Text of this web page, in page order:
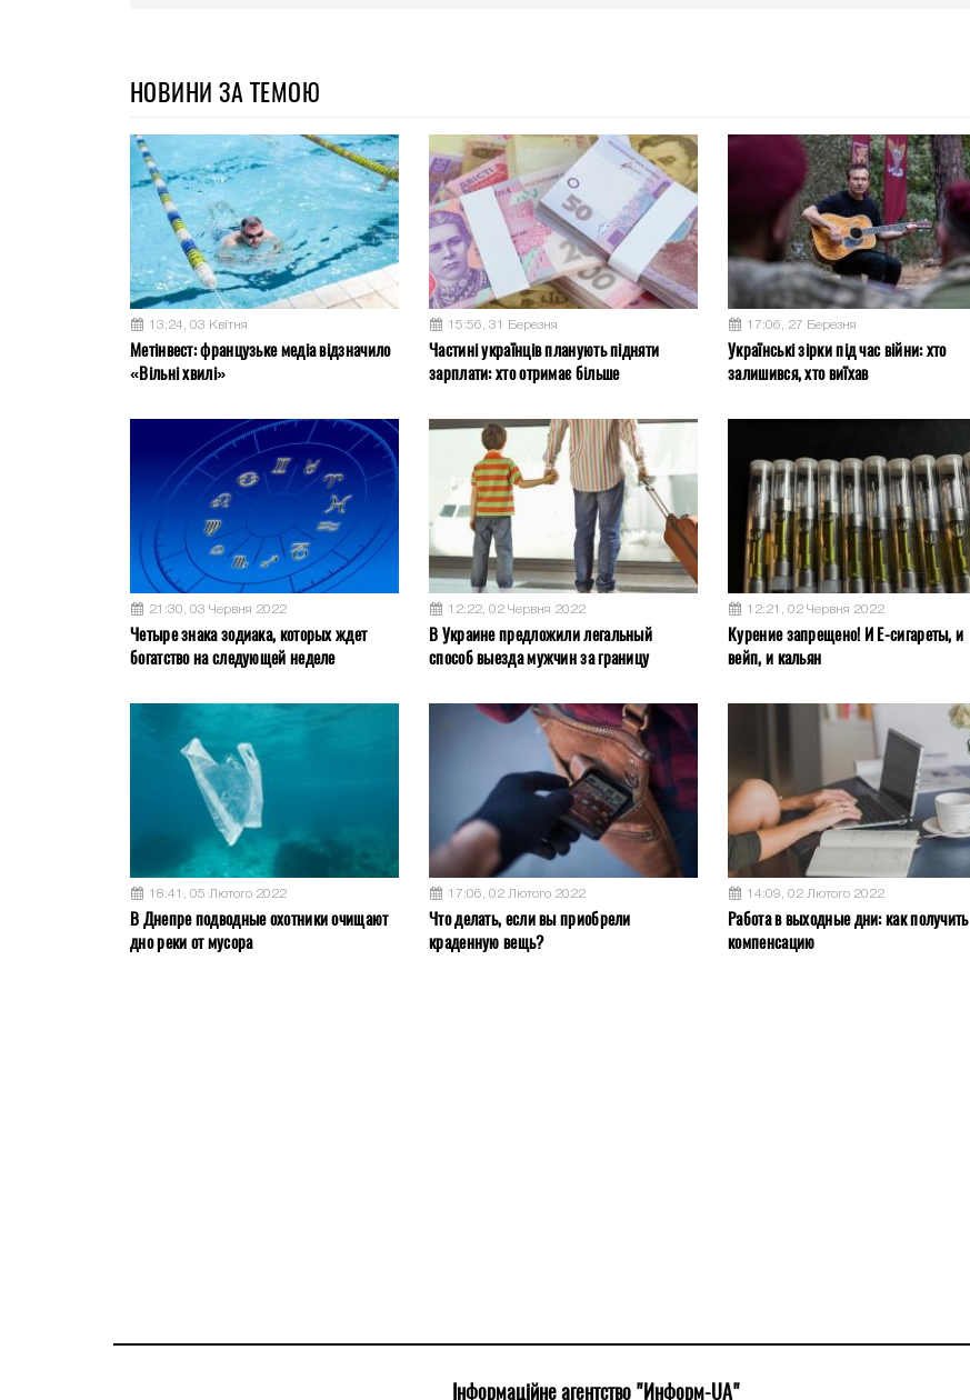
НОВИНИ ЗА ТЕМОЮ
13:24, 03 Квітня
Метінвест: французьке медіа відзначило
«Вільні хвилі»
15:56, 31 Березня
Частині українців планують підняти
зарплати: хто отримає більше
17:06, 27 Березня
Українські зірки під час війни: хто
залишився, хто виїхав
21:30, 03 Червня 2022
Четыре знака зодиака, которых ждет
богатство на следующей неделе
12:22, 02 Червня 2022
В Украине предложили легальный
способ выезда мужчин за границу
12:21, 02 Червня 2022
Курение запрещено! И Е-сигареты, и
вейп, и кальян
18:41, 05 Лютого 2022
В Днепре подводные охотники очищают
дно реки от мусора
17:06, 02 Лютого 2022
Что делать, если вы приобрели
краденную вещь?
14:09, 02 Лютого 2022
Работа в выходные дни: как получить
компенсацию
Інформаційне агентство "Информ-UA"